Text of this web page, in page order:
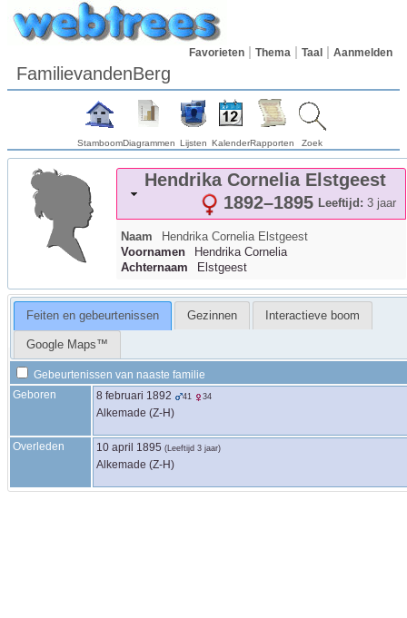
Favorieten Thema Taal Aanmelden
FamilievandenBerg
StamboomDiagrammen Lijsten KalenderRapporten Zoek
Hendrika Cornelia Elstgeest
Leeftijd: 3 jaar
1892–1895
Naam Hendrika Cornelia Elstgeest
Voornamen
Hendrika Cornelia
Achternaam
Elstgeest
Feiten en gebeurtenissen Gezinnen Interactieve boom
Google Maps™
Gebeurtenissen van naaste familie
Geboren
8 februari 1892 41 34
Alkemade (Z-H)
Overleden 10 april 1895 (Leeftijd 3 jaar)
Alkemade (Z-H)